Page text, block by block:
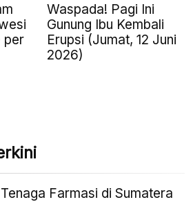
per
Waspada! Pagi Ini
Gunung Ibu Kembali
Erupsi (Jumat, 12 Juni
2026)
Tenaga Farmasi di Sumatera